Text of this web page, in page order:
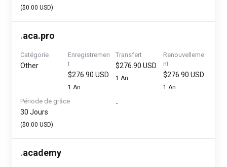
($0.00 USD)
.aca.pro
Catégorie
Other
Enregistremen
t
$276.90 USD
1 An
Transfert
$276.90 USD
1 An
Renouvelleme
nt
$276.90 USD
1 An
Période de grâce
30 Jours
($0.00 USD)
-
.academy